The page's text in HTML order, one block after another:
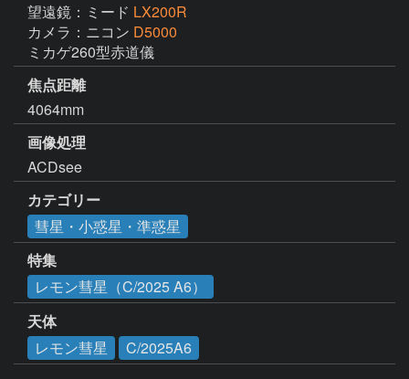
望遠鏡：ミード LX200R
カメラ：ニコン D5000
焦点距離
4064mm
画像処理
ACDsee
カテゴリー
彗星・小惑星・準惑星
特集
レモン彗星（C/2025 A6）
天体
レモン彗星
C/2025A6